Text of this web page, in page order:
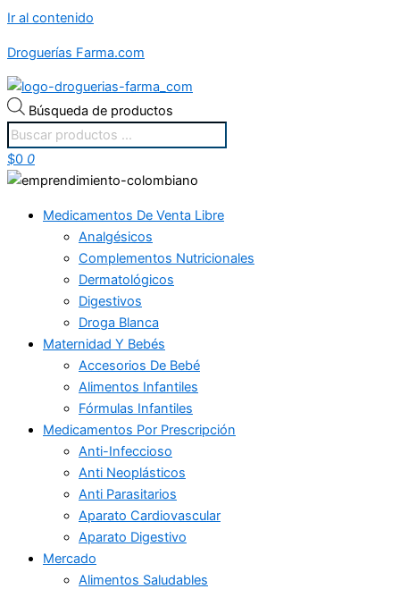
Ir al contenido
Droguerías Farma.com
Búsqueda de productos
$0 0
Medicamentos De Venta Libre
Analgésicos
Complementos Nutricionales
Dermatológicos
Digestivos
Droga Blanca
Maternidad Y Bebés
Accesorios De Bebé
Alimentos Infantiles
Fórmulas Infantiles
Medicamentos Por Prescripción
Anti-Infeccioso
Anti Neoplásticos
Anti Parasitarios
Aparato Cardiovascular
Aparato Digestivo
Mercado
Alimentos Saludables